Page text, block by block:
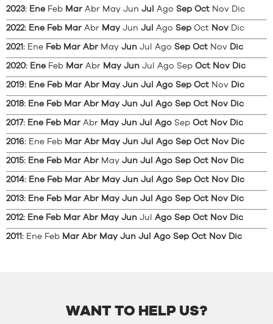
2023: Ene Feb Mar Abr May Jun Jul Ago Sep Oct Nov Dic
2022: Ene Feb Mar Abr May Jun Jul Ago Sep Oct Nov Dic
2021: Ene Feb Mar Abr May Jun Jul Ago Sep Oct Nov Dic
2020: Ene Feb Mar Abr May Jun Jul Ago Sep Oct Nov Dic
2019: Ene Feb Mar Abr May Jun Jul Ago Sep Oct Nov Dic
2018: Ene Feb Mar Abr May Jun Jul Ago Sep Oct Nov Dic
2017: Ene Feb Mar Abr May Jun Jul Ago Sep Oct Nov Dic
2016: Ene Feb Mar Abr May Jun Jul Ago Sep Oct Nov Dic
2015: Ene Feb Mar Abr May Jun Jul Ago Sep Oct Nov Dic
2014: Ene Feb Mar Abr May Jun Jul Ago Sep Oct Nov Dic
2013: Ene Feb Mar Abr May Jun Jul Ago Sep Oct Nov Dic
2012: Ene Feb Mar Abr May Jun Jul Ago Sep Oct Nov Dic
2011: Ene Feb Mar Abr May Jun Jul Ago Sep Oct Nov Dic
WANT TO HELP US?